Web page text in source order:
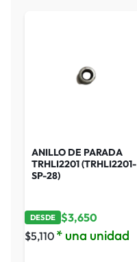
ANILLO DE PARADA
TRHLI2201 (TRHLI2201-
SP-28)
DESDE $3,650
$5,110 * una unidad